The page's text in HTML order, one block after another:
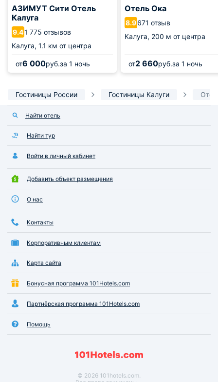
АЗИМУТ Сити Отель
Калуга
9.41 775 отзывов
Калуга, 1.1 км от центра
от6 000руб.за 1 ночь
Отель Ока
8.9671 отзыв
Калуга, 200 м от центра
от2 660руб.за 1 ночь
Гостиницы России Гостиницы Калуги
Найти отель
Найти тур
Войти в личный кабинет
Добавить объект размещения
О нас
Контакты
Корпоративным клиентам
Карта сайта
Бонусная программа 101Hotels.com
Партнёрская программа 101Hotels.com
Помощь
© 2026 101hotels.com.